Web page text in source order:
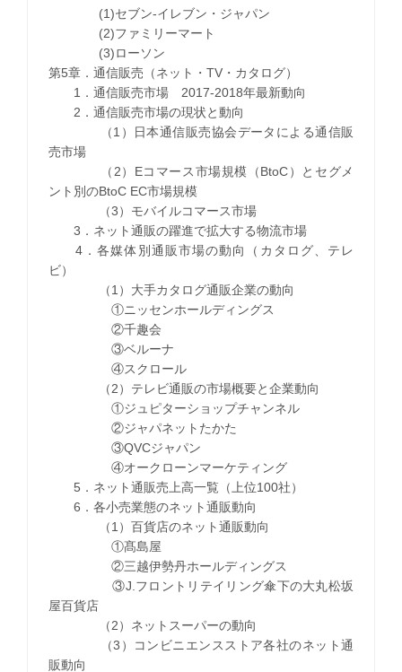
(1)セブン-イレブン・ジャパン
(2)ファミリーマート
(3)ローソン
第5章．通信販売（ネット・TV・カタログ）
1．通信販売市場 2017-2018年最新動向
2．通信販売市場の現状と動向
（1）日本通信販売協会データによる通信販
売市場
（2）Eコマース市場規模（BtoC）とセグメ
ント別のBtoC EC市場規模
（3）モバイルコマース市場
3．ネット通販の躍進で拡大する物流市場
4．各媒体別通販市場の動向（カタログ、テレ
ビ）
（1）大手カタログ通販企業の動向
①ニッセンホールディングス
②千趣会
③ベルーナ
④スクロール
（2）テレビ通販の市場概要と企業動向
①ジュピターショップチャンネル
②ジャパネットたかた
③QVCジャパン
④オークローンマーケティング
5．ネット通販売上高一覧（上位100社）
6．各小売業態のネット通販動向
（1）百貨店のネット通販動向
①髙島屋
②三越伊勢丹ホールディングス
③J.フロントリテイリング傘下の大丸松坂
屋百貨店
（2）ネットスーパーの動向
（3）コンビニエンスストア各社のネット通
販動向